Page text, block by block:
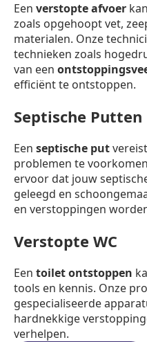
Een verstopte afvoer
zoals opgehoopt vet,
materialen. Onze
technieken zoals
van een
efficiënt te ontstoppen.
Septische Putten
Een septische put
problemen te
ervoor dat jouw
geleegd en
en verstoppingen
Verstopte WC
Een toilet ontstoppen
tools en kennis. Onze
gespecialiseerde
hardnekkige
verhelpen.